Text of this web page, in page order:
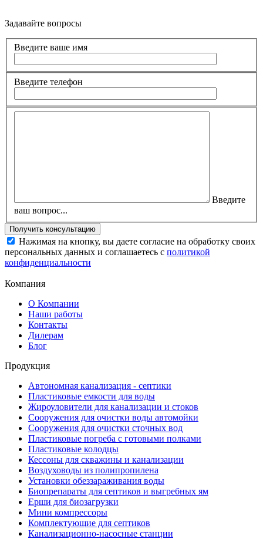
Задавайте вопросы
Введите ваше имя
Введите телефон
Введите
ваш вопрос...
Нажимая на кнопку, вы даете согласие на обработку своих
персональных данных и соглашаетесь с политикой
конфиденциальности
Компания
О Компании
Наши работы
Контакты
Дилерам
Блог
Продукция
Автономная канализация - септики
Пластиковые емкости для воды
Жироуловители для канализации и стоков
Сооружения для очистки воды автомойки
Сооружения для очистки сточных вод
Пластиковые погреба с готовыми полками
Пластиковые колодцы
Кессоны для скважины и канализации
Воздуховоды из полипропилена
Установки обеззараживания воды
Биопрепараты для септиков и выгребных ям
Ерши для биозагрузки
Мини компрессоры
Комплектующие для септиков
Канализационно-насосные станции